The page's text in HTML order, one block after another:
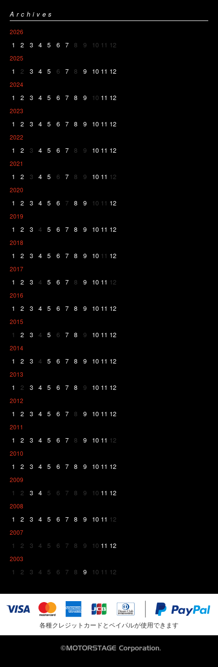
Archives
2026
1 2 3 4 5 6 7 8 9 10 11 12
2025
1 2 3 4 5 6 7 8 9 10 11 12
2024
1 2 3 4 5 6 7 8 9 10 11 12
2023
1 2 3 4 5 6 7 8 9 10 11 12
2022
1 2 3 4 5 6 7 8 9 10 11 12
2021
1 2 3 4 5 6 7 8 9 10 11 12
2020
1 2 3 4 5 6 7 8 9 10 11 12
2019
1 2 3 4 5 6 7 8 9 10 11 12
2018
1 2 3 4 5 6 7 8 9 10 11 12
2017
1 2 3 4 5 6 7 8 9 10 11 12
2016
1 2 3 4 5 6 7 8 9 10 11 12
2015
1 2 3 4 5 6 7 8 9 10 11 12
2014
1 2 3 4 5 6 7 8 9 10 11 12
2013
1 2 3 4 5 6 7 8 9 10 11 12
2012
1 2 3 4 5 6 7 8 9 10 11 12
2011
1 2 3 4 5 6 7 8 9 10 11 12
2010
1 2 3 4 5 6 7 8 9 10 11 12
2009
1 2 3 4 5 6 7 8 9 10 11 12
2008
1 2 3 4 5 6 7 8 9 10 11 12
2007
1 2 3 4 5 6 7 8 9 10 11 12
2003
1 2 3 4 5 6 7 8 9 10 11 12
各種クレジットカードとペイパルが使用できます